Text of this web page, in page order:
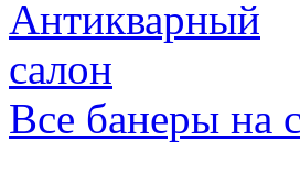
Все банеры на